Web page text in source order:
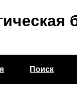
Поиск